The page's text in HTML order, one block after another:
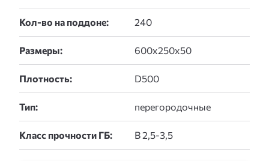
Кол-во на поддоне:
Размеры:
Плотность:
Тип:
Класс прочности ГБ: